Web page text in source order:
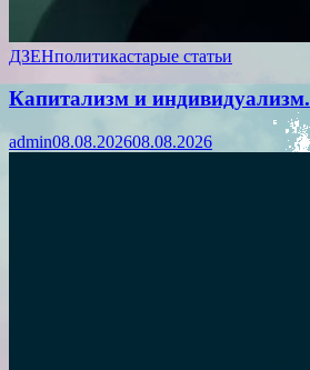
ДЗЕНполитикастарые статьи
Капитализм и индивидуализм.
admin08.08.202608.08.2026